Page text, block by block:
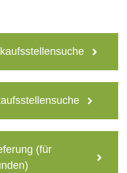
(für